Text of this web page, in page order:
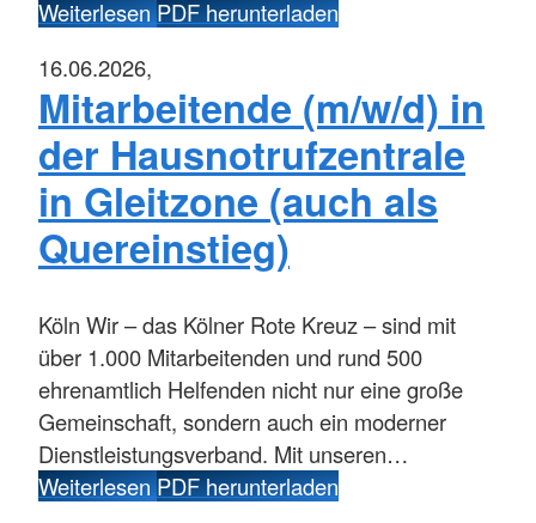
WeiterlesenPDF herunterladen
16.06.2026,
Mitarbeitende (m/w/d) in
der Hausnotrufzentrale
in Gleitzone (auch als
Quereinstieg)
Köln Wir – das Kölner Rote Kreuz – sind mit
über 1.000 Mitarbeitenden und rund 500
ehrenamtlich Helfenden nicht nur eine große
Gemeinschaft, sondern auch ein moderner
Dienstleistungsverband. Mit unseren…
WeiterlesenPDF herunterladen